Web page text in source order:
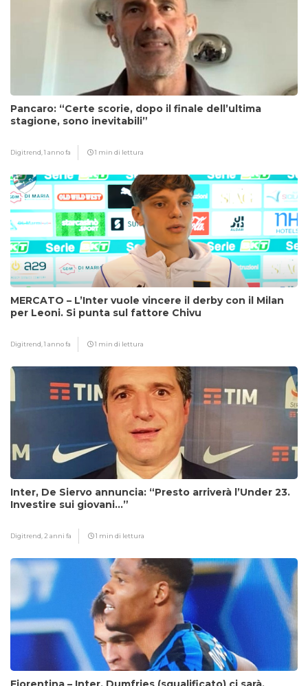
Pancaro: “Certe scorie, dopo il finale dell’ultima
stagione, sono inevitabili”
Digitrend,1 anno fa 1 min di lettura
MERCATO – L’Inter vuole vincere il derby con il Milan
per Leoni. Si punta sul fattore Chivu
Digitrend,1 anno fa 1 min di lettura
Inter, De Siervo annuncia: “Presto arriverà l’Under 23.
Investire sui giovani…”
Digitrend, 2 anni fa 1 min di lettura